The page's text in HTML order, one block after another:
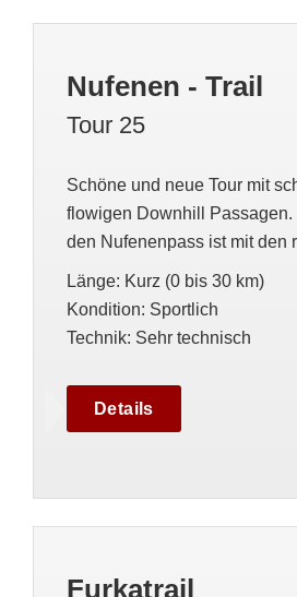
Nufenen - Trail
Tour 25
Schöne und neue Tour mit
flowigen Downhill Passagen.
den Nufenenpass ist mit den
Länge: Kurz (0 bis 30 km)
Kondition: Sportlich
Technik: Sehr technisch
Details
Furkatrail